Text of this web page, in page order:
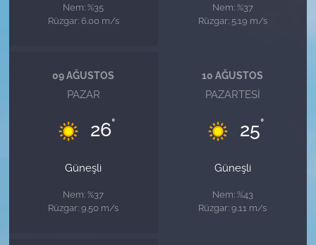
Nem: %35
Rüzgar: 6.00 m/s
Nem: %37
Rüzgar: 5.19 m/s
09 AĞUSTOS
PAZAR
26°
Güneşli
Nem: %37
Rüzgar: 9.50 m/s
10 AĞUSTOS
PAZARTESI
25°
Güneşli
Nem: %43
Rüzgar: 9.11 m/s